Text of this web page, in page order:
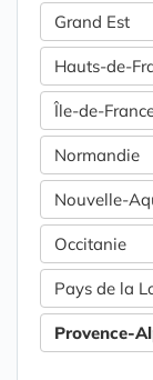
Grand Est
Hauts-de-
Île-de-
Normandie
Nouvelle-
Occitanie
Pays de la
Provence-